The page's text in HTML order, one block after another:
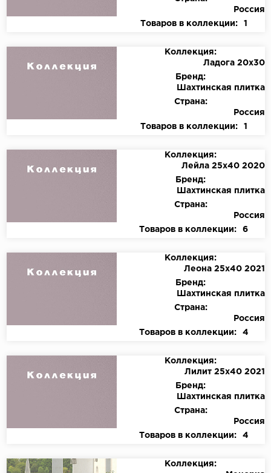
Россия
Товаров в коллекции:
1
Коллекция:
Ладога 20х30
Бренд:
Шахтинская плитка
Страна:
Россия
Товаров в коллекции:
1
Коллекция:
Лейла 25х40 2020
Бренд:
Шахтинская плитка
Страна:
Россия
Товаров в коллекции:
6
Коллекция:
Леона 25х40 2021
Бренд:
Шахтинская плитка
Страна:
Россия
Товаров в коллекции:
4
Коллекция:
Лилит 25х40 2021
Бренд:
Шахтинская плитка
Страна:
Россия
Товаров в коллекции:
4
Коллекция: